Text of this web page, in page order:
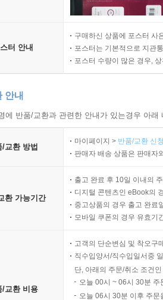
터 안내
구매하신 상품에 포스터 사
포스터는 기본적으로 지관
포스터 수량이 많은 경우,
안내
에 반품/교환과 관련한 안내가 있는경우 아
/교환 방법
마이페이지 > 반품/교환 신
판매자 배송 상품은 판매자
환 가능기간
출고 완료 후 10일 이내의
디지털 콘텐츠인 eBook의
중고상품의 경우 출고 완료
모바일 쿠폰의 경우 유효기
/교환 비용
고객의 단순변심 및 착오구
직수입양서/직수입일서중
단, 아래의 주문/취소 조건
오늘 00시 ~ 06시 30분
오늘 06시 30분 이후 주